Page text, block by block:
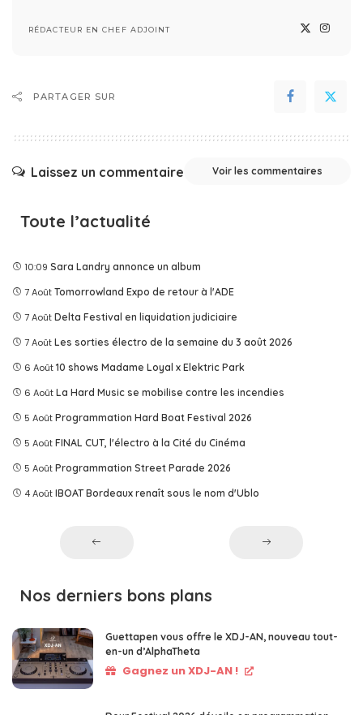
RÉDACTEUR EN CHEF ADJOINT
PARTAGER SUR
Laissez un commentaire Voir les commentaires
Toute l’actualité
10:09 Sara Landry annonce un album
7 Août Tomorrowland Expo de retour à l'ADE
7 Août Delta Festival en liquidation judiciaire
7 Août Les sorties électro de la semaine du 3 août 2026
6 Août 10 shows Madame Loyal x Elektric Park
6 Août La Hard Music se mobilise contre les incendies
5 Août Programmation Hard Boat Festival 2026
5 Août FINAL CUT, l'électro à la Cité du Cinéma
5 Août Programmation Street Parade 2026
4 Août IBOAT Bordeaux renaît sous le nom d'Ublo
Nos derniers bons plans
Guettapen vous offre le XDJ-AN, nouveau tout-
en-un d’AlphaTheta
Gagnez un XDJ-AN !